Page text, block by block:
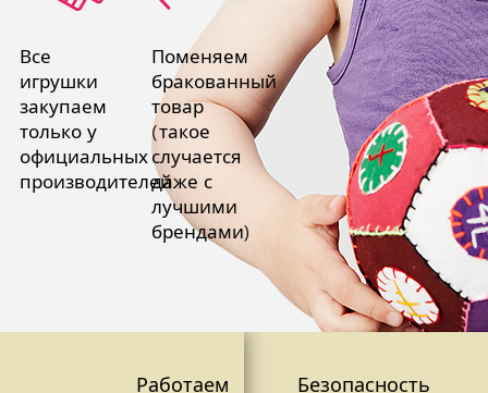
Все
игрушки
закупаем
только у
официальных
производителей.
Поменяем
бракованный
товар
(такое
случается
даже с
лучшими
брендами)
Работаем
Безопасность